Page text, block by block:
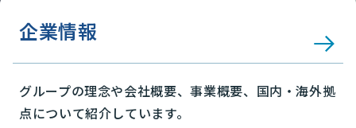
企業情報
グループの理念や会社概要、事業概要、国内・海外拠
点について紹介しています。